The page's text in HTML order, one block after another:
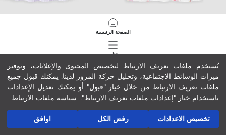
تُستخدم ملفات تعريف الارتباط لتخصيص المحتوى والإعلانات، وتوفير
ميزات الوسائط الاجتماعية، وتحليل حركة المرور لدينا. يمكنك قبول جميع
ملفات تعريف الارتباط من خلال خيار "قبول" أو يمكنك تعديل الإعدادات
باستخدام خيار "إعدادات ملفات تعريف الارتباط". سياسة ملفات الارتباط
تخصيص الاعدادات رفض الكل اوافق
الصفحة الرئيسية
فئات
سلة مشترياتي
فستان جيرسي مزركش بنات بكول مدور
فستان بنات مطبوع Kuromi
1
341